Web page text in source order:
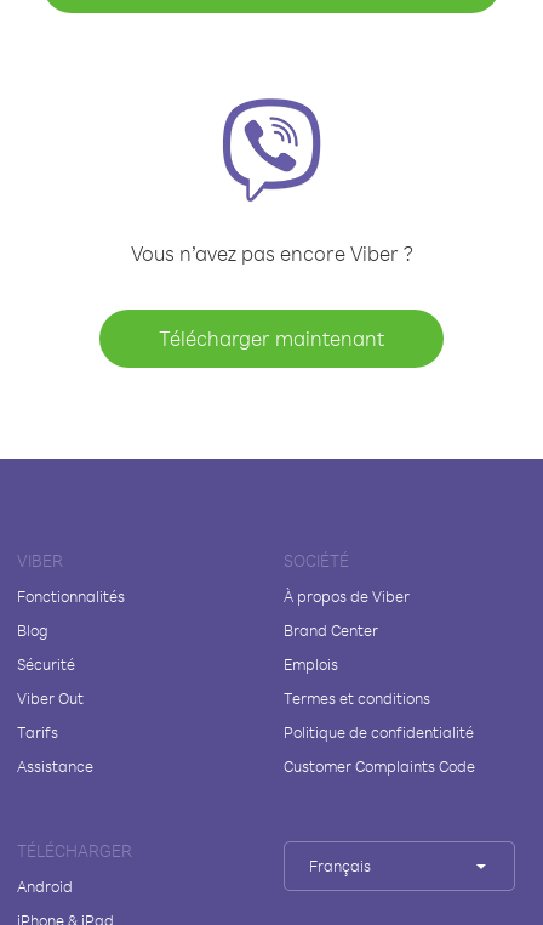
Vous n’avez pas encore Viber ?
Télécharger maintenant
VIBER
Fonctionnalités
Blog
Sécurité
Viber Out
Tarifs
Assistance
SOCIÉTÉ
À propos de Viber
Brand Center
Emplois
Termes et conditions
Politique de confidentialité
Customer Complaints Code
TÉLÉCHARGER
Android
iPhone & iPad
Français